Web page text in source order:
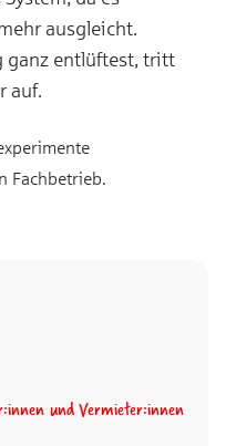
ausgleicht.
ganz entlüftest, tritt
auf.
Fachbetrieb.
und Vermieter:innen